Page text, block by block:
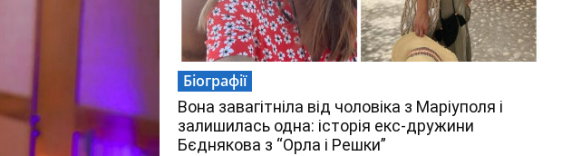
Біографії
Вона завагітніла від чоловіка з Маріуполя і
залишилась одна: історія екс-дружини
Бєднякова з “Орла і Решки”